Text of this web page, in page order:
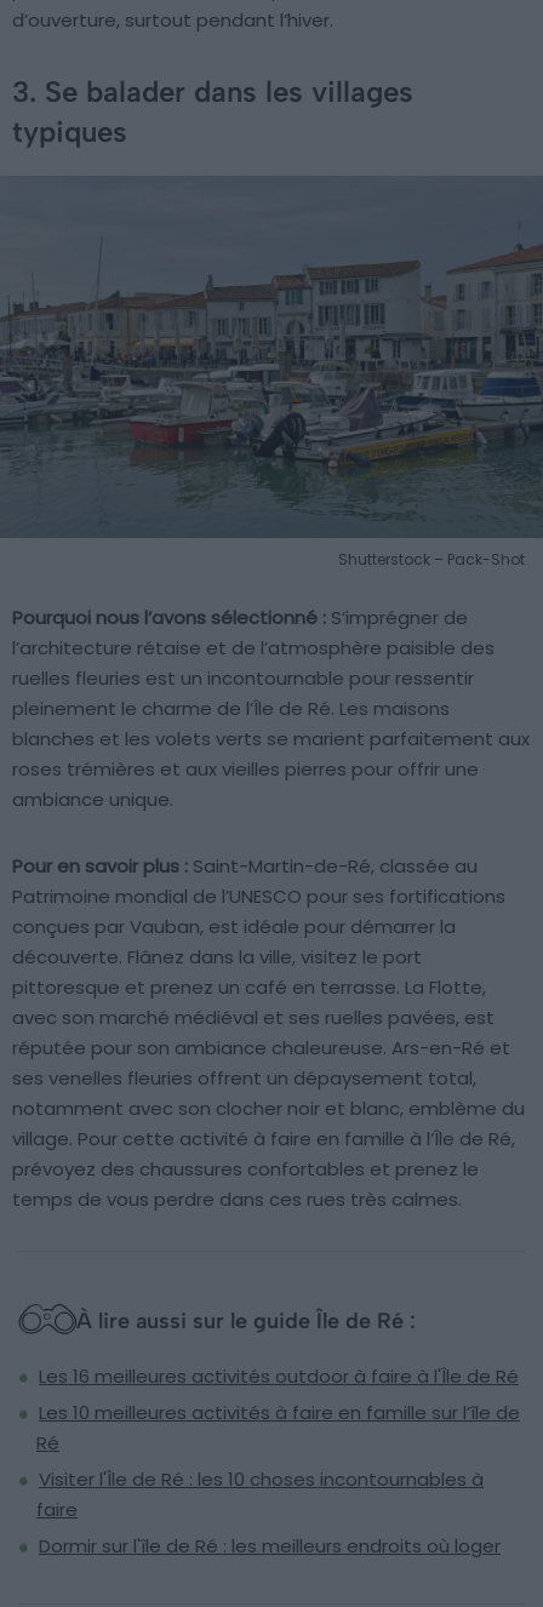
d’ouverture, surtout pendant l’hiver.
3. Se balader dans les villages
typiques
Shutterstock – Pack-Shot
Pourquoi nous l’avons sélectionné : S’imprégner de
l’architecture rétaise et de l’atmosphère paisible des
ruelles fleuries est un incontournable pour ressentir
pleinement le charme de l’Île de Ré. Les maisons
blanches et les volets verts se marient parfaitement aux
roses trémières et aux vieilles pierres pour offrir une
ambiance unique.
Pour en savoir plus : Saint-Martin-de-Ré, classée au
Patrimoine mondial de l’UNESCO pour ses fortifications
conçues par Vauban, est idéale pour démarrer la
découverte. Flânez dans la ville, visitez le port
pittoresque et prenez un café en terrasse. La Flotte,
avec son marché médiéval et ses ruelles pavées, est
réputée pour son ambiance chaleureuse. Ars-en-Ré et
ses venelles fleuries offrent un dépaysement total,
notamment avec son clocher noir et blanc, emblème du
village. Pour cette activité à faire en famille à l’Île de Ré,
prévoyez des chaussures confortables et prenez le
temps de vous perdre dans ces rues très calmes.
À lire aussi sur le guide Île de Ré :
Les 16 meilleures activités outdoor à faire à l'Île de Ré
Les 10 meilleures activités à faire en famille sur l’île de
Ré
Visiter l'Île de Ré : les 10 choses incontournables à
faire
Dormir sur l'île de Ré : les meilleurs endroits où loger